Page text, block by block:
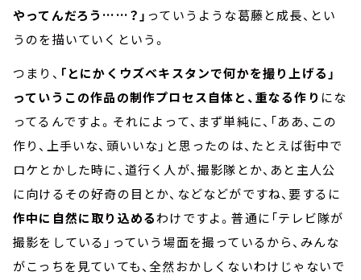
やってんだろう……？」 っていうような葛藤と成長、とい
うのを描いていくという。
つまり、 「とにかくウズベキスタンで何かを撮り上げる」
っていうこの作品の制作プロセス自体と、重なる作り にな
ってるんですよ。それによって、まず単純に、「ああ、この
作り、上手いな、頭いいな」と思ったのは、たとえば街中で
ロケとかした時に、道行く人が、撮影隊とか、あと主人公
に向けるその好奇の目とか、などなどがですね、要するに
作中に自然に取り込めるわけですよ。普通に「テレビ隊が
撮影をしている」っていう場面を撮っているから、みんな
がこっちを見ていても、全然おかしくないわけじゃないで